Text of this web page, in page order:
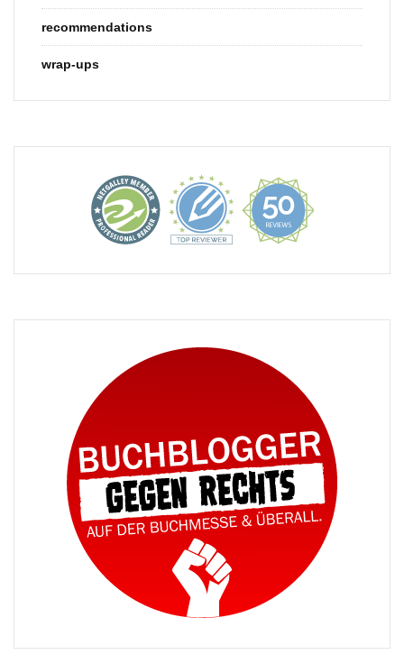
recommendations
wrap-ups